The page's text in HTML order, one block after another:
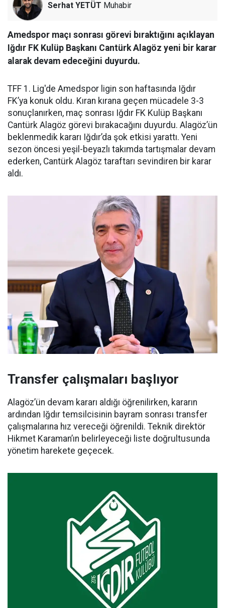
Serhat YETÜT Muhabir
Amedspor maçı sonrası görevi bıraktığını açıklayan
Iğdır FK Kulüp Başkanı Cantürk Alagöz yeni bir karar
alarak devam edeceğini duyurdu.
TFF 1. Lig'de Amedspor ligin son haftasında Iğdır
FK’ya konuk oldu. Kıran kırana geçen mücadele 3-3
sonuçlanırken, maç sonrası Iğdır FK Kulüp Başkanı
Cantürk Alagöz görevi bırakacağını duyurdu. Alagöz’ün
beklenmedik kararı Iğdır’da şok etkisi yarattı. Yeni
sezon öncesi yeşil-beyazlı takımda tartışmalar devam
ederken, Cantürk Alagöz taraftarı sevindiren bir karar
aldı.
Transfer çalışmaları başlıyor
Alagöz’ün devam kararı aldığı öğrenilirken, kararın
ardından Iğdır temsilcisinin bayram sonrası transfer
çalışmalarına hız vereceği öğrenildi. Teknik direktör
Hikmet Karaman’ın belirleyeceği liste doğrultusunda
yönetim harekete geçecek.